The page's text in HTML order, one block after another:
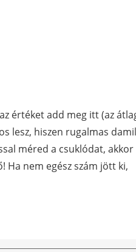
értéket add meg itt (az
lesz, hiszen rugalmas
méred a csuklódat, akkor
Ha nem egész szám jött ki,